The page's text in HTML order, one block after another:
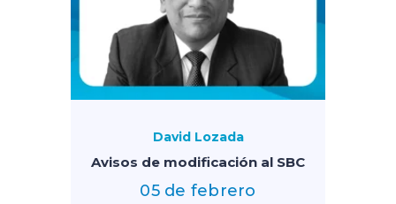
David Lozada
Avisos de modificación al SBC
05 de febrero